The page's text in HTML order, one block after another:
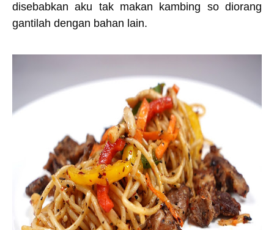
disebabkan aku tak makan kambing so diorang
gantilah dengan bahan lain.